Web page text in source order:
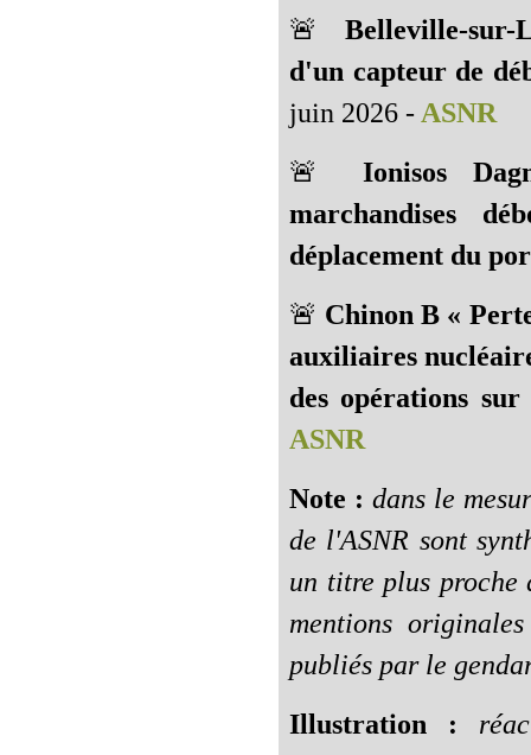
🚨 Belleville-
d'un capteur de
juin 2026 - ASNR
🚨 Ionisos
marchandises
déplacement du
🚨 Chinon B «
auxiliaires
des opérations
ASNR
Note : dans le
de l'ASNR sont
un titre plus proche
mentions
publiés par le
Illustration :